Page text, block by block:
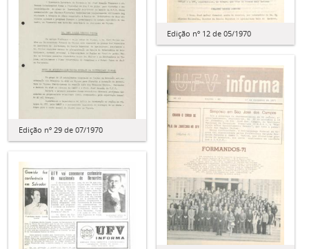
Edição nº 12 de 05/1970
Edição nº 29 de 07/1970